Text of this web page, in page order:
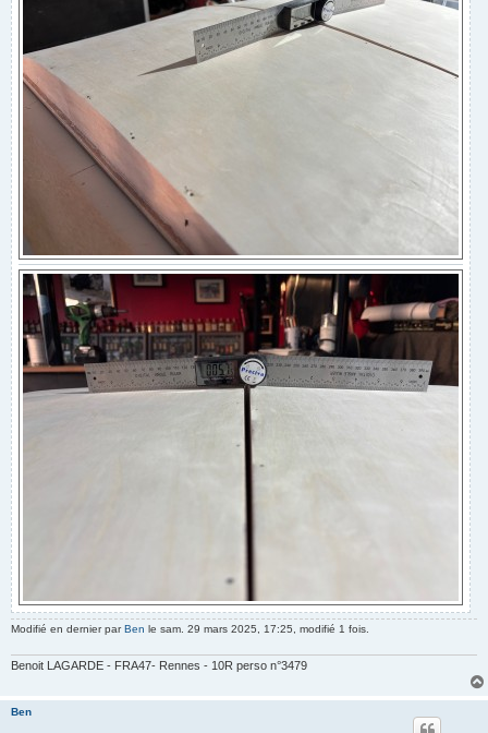
Modifié en dernier parBen le sam. 29 mars 2025, 17:25, modifié 1 fois.
Benoit LAGARDE - FRA47- Rennes - 10R perso n°3479
Ben